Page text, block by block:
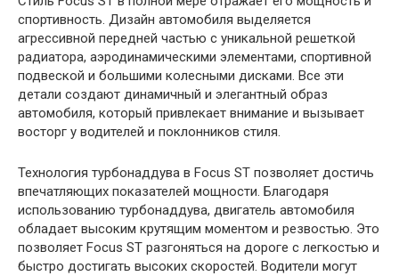
спортивность. Дизайн автомобиля выделяется
агрессивной передней частью с уникальной решеткой
радиатора, аэродинамическими элементами, спортивной
подвеской и большими колесными дисками. Все эти
детали создают динамичный и элегантный образ
автомобиля, который привлекает внимание и вызывает
восторг у водителей и поклонников стиля.
Технология турбонаддува в Focus ST позволяет достичь
впечатляющих показателей мощности. Благодаря
использованию турбонаддува, двигатель автомобиля
обладает высоким крутящим моментом и резвостью. Это
позволяет Focus ST разгоняться на дороге с легкостью и
быстро достигать высоких скоростей. Водители могут